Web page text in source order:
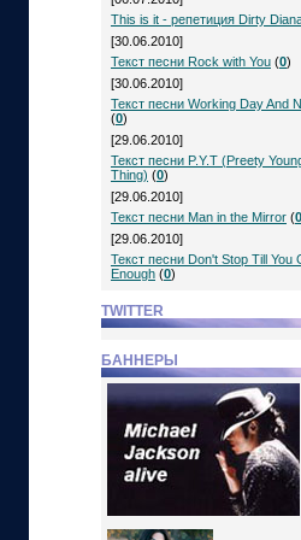
This is it - репетиция Dirty
[30.06.2010]
Текст песни Rock with You (0)
[30.06.2010]
Текст песни Working Day And
(0)
[29.06.2010]
Текст песни P.Y.T (Preety
Thing) (0)
[29.06.2010]
Текст песни Man in the Mirror (0
[29.06.2010]
Текст песни Don't Stop Till You
Enough (0)
TWITTER
БАННЕРЫ